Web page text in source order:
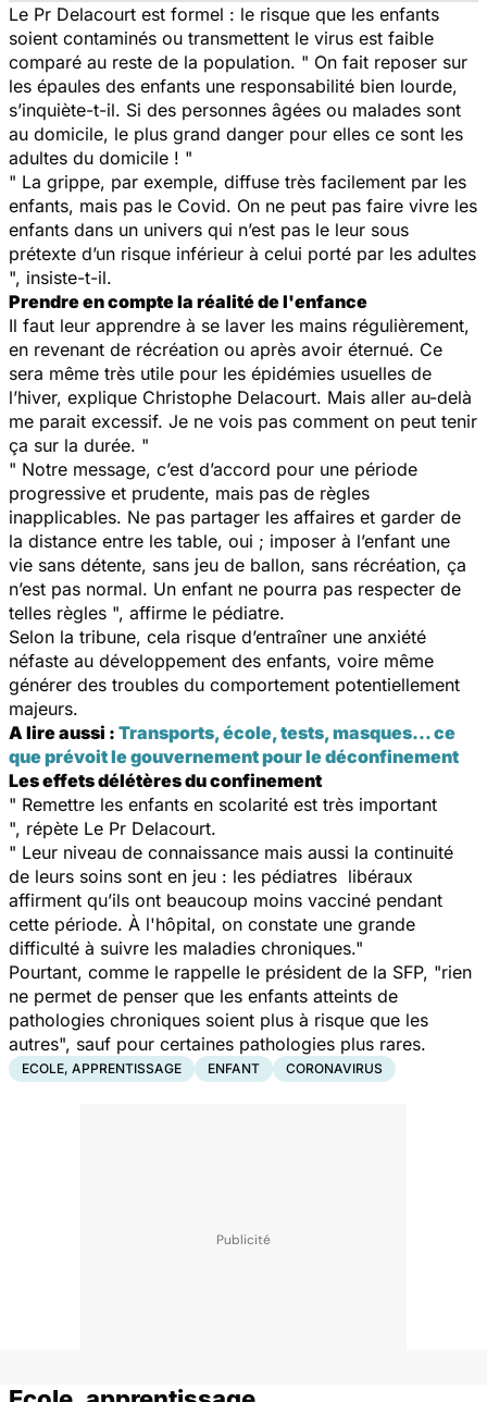
Le Pr Delacourt est formel : le risque que les enfants
soient contaminés ou transmettent le virus est faible
comparé au reste de la population. " On fait reposer sur
les épaules des enfants une responsabilité bien lourde,
s’inquiète-t-il. Si des personnes âgées ou malades sont
au domicile, le plus grand danger pour elles ce sont les
adultes du domicile ! "
" La grippe, par exemple, diffuse très facilement par les
enfants, mais pas le Covid. On ne peut pas faire vivre les
enfants dans un univers qui n’est pas le leur sous
prétexte d’un risque inférieur à celui porté par les adultes
", insiste-t-il.
Prendre en compte la réalité de l'enfance
Il faut leur apprendre à se laver les mains régulièrement,
en revenant de récréation ou après avoir éternué. Ce
sera même très utile pour les épidémies usuelles de
l’hiver, explique Christophe Delacourt. Mais aller au-delà
me parait excessif. Je ne vois pas comment on peut tenir
ça sur la durée. "
" Notre message, c’est d’accord pour une période
progressive et prudente, mais pas de règles
inapplicables. Ne pas partager les affaires et garder de
la distance entre les table, oui ; imposer à l’enfant une
vie sans détente, sans jeu de ballon, sans récréation, ça
n’est pas normal. Un enfant ne pourra pas respecter de
telles règles ", affirme le pédiatre.
Selon la tribune, cela risque d’entraîner une anxiété
néfaste au développement des enfants, voire même
générer des troubles du comportement potentiellement
majeurs.
A lire aussi : Transports, école, tests, masques… ce
que prévoit le gouvernement pour le déconfinement
Les effets délétères du confinement
" Remettre les enfants en scolarité est très important
", répète Le Pr Delacourt.
" Leur niveau de connaissance mais aussi la continuité
de leurs soins sont en jeu : les pédiatres libéraux
affirment qu’ils ont beaucoup moins vacciné pendant
cette période. À l'hôpital, on constate une grande
difficulté à suivre les maladies chroniques."
Pourtant, comme le rappelle le président de la SFP, "rien
ne permet de penser que les enfants atteints de
pathologies chroniques soient plus à risque que les
autres", sauf pour certaines pathologies plus rares.
ECOLE, APPRENTISSAGE ENFANT CORONAVIRUS